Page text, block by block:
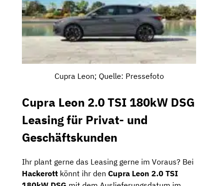
Cupra Leon; Quelle: Pressefoto
Cupra Leon 2.0 TSI 180kW DSG
Leasing für Privat- und
Geschäftskunden
Ihr plant gerne das Leasing gerne im Voraus? Bei
Hackerott könnt ihr den Cupra Leon 2.0 TSI